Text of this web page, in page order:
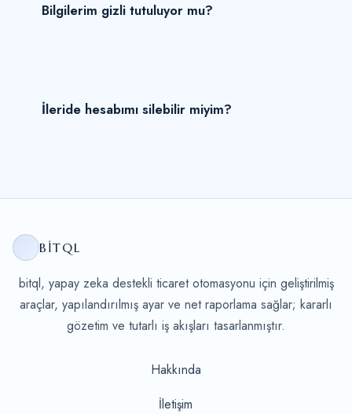
Bilgilerim gizli tutuluyor mu?
İleride hesabımı silebilir miyim?
BITQL
bitql, yapay zeka destekli ticaret otomasyonu için geliştirilmiş
araçlar, yapılandırılmış ayar ve net raporlama sağlar; kararlı
gözetim ve tutarlı iş akışları tasarlanmıştır.
Hakkında
İletişim